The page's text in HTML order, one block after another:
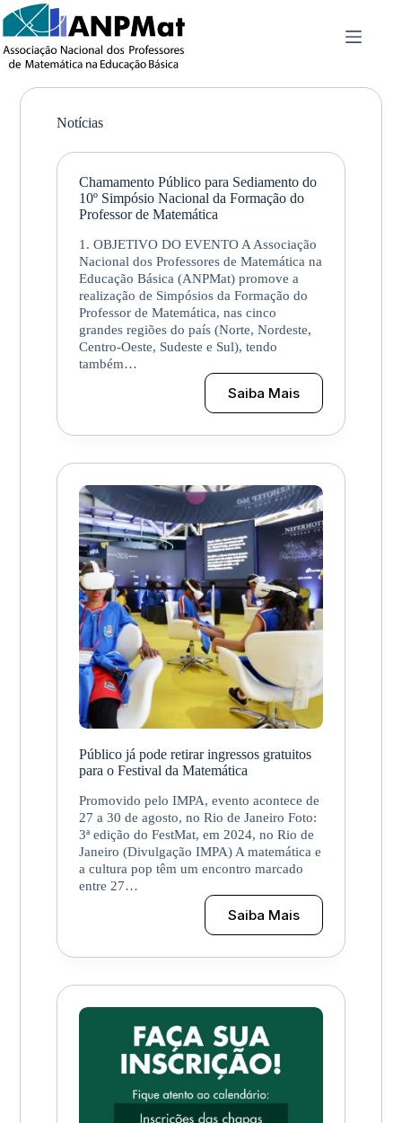
Pular
para
o
conteúdo
Notícias
Chamamento Público para Sediamento do
10º Simpósio Nacional da Formação do
Professor de Matemática
1. OBJETIVO DO EVENTO A Associação
Nacional dos Professores de Matemática na
Educação Básica (ANPMat) promove a
realização de Simpósios da Formação do
Professor de Matemática, nas cinco
grandes regiões do país (Norte, Nordeste,
Centro-Oeste, Sudeste e Sul), tendo
também…
Saiba MaisChamamento
Público
para
do
10º
Simpósio
Nacional
Formação
do
Professor
de
Matemática
Público já pode retirar ingressos gratuitos
para o Festival da Matemática
Promovido pelo IMPA, evento acontece de
27 a 30 de agosto, no Rio de Janeiro Foto:
3ª edição do FestMat, em 2024, no Rio de
Janeiro (Divulgação IMPA) A matemática e
a cultura pop têm um encontro marcado
entre 27…
Saiba Mais
Público
já
pode
ingressos
gratuitos
para
o
Festival
da
Matemática